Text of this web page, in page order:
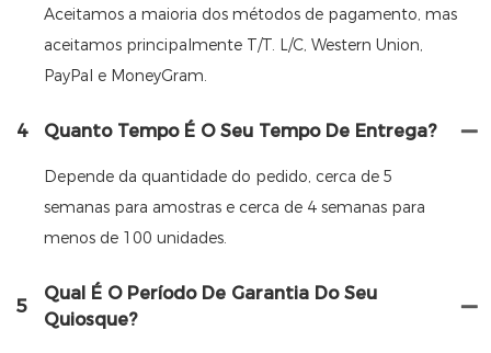
Aceitamos a maioria dos métodos de pagamento, mas
aceitamos principalmente T/T. L/C, Western Union,
PayPal e MoneyGram.
4 Quanto Tempo É O Seu Tempo De Entrega?
Depende da quantidade do pedido, cerca de 5
semanas para amostras e cerca de 4 semanas para
menos de 100 unidades.
5
Qual É O Período De Garantia Do Seu
Quiosque?